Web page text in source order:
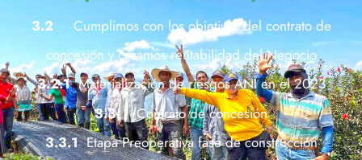
3.2
Cumplimos con los objetivos del contrato de
concesión y creamos rentabilidad del Negocio
3.2.1Materialización de riesgos ANI en el 2023
3.3Contrato de concesión
3.3.1Etapa Preoperativa fase de construcción